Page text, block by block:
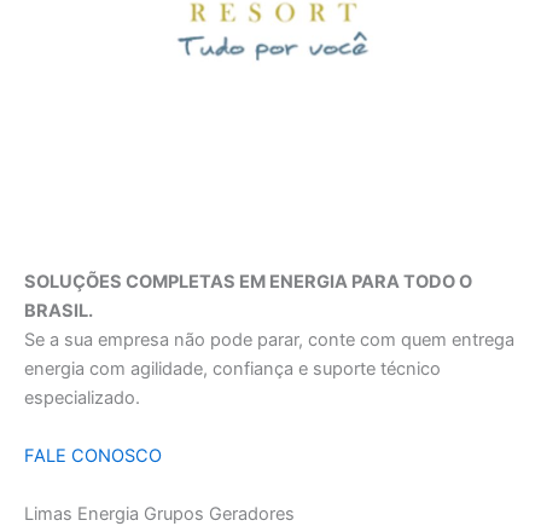
SOLUÇÕES COMPLETAS EM ENERGIA PARA TODO O
BRASIL.
Se a sua empresa não pode parar, conte com quem entrega
energia com agilidade, confiança e suporte técnico
especializado.
FALE CONOSCO
Limas Energia Grupos Geradores